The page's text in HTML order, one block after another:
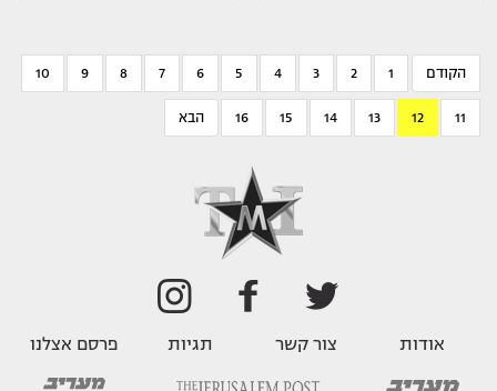
הקודם 1
2
3
4
5
6
7
8
9
10
11
12
13
14
15
16 הבא
אודות צור קשר תגיות פרסם אצלנו